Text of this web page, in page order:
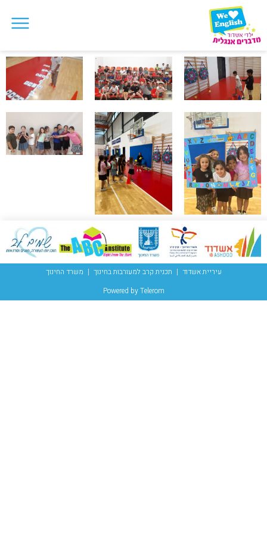
עיריית אשדוד תכנית קרב למעורבות בחינוך
משרד החינוך
Powered by Telerom